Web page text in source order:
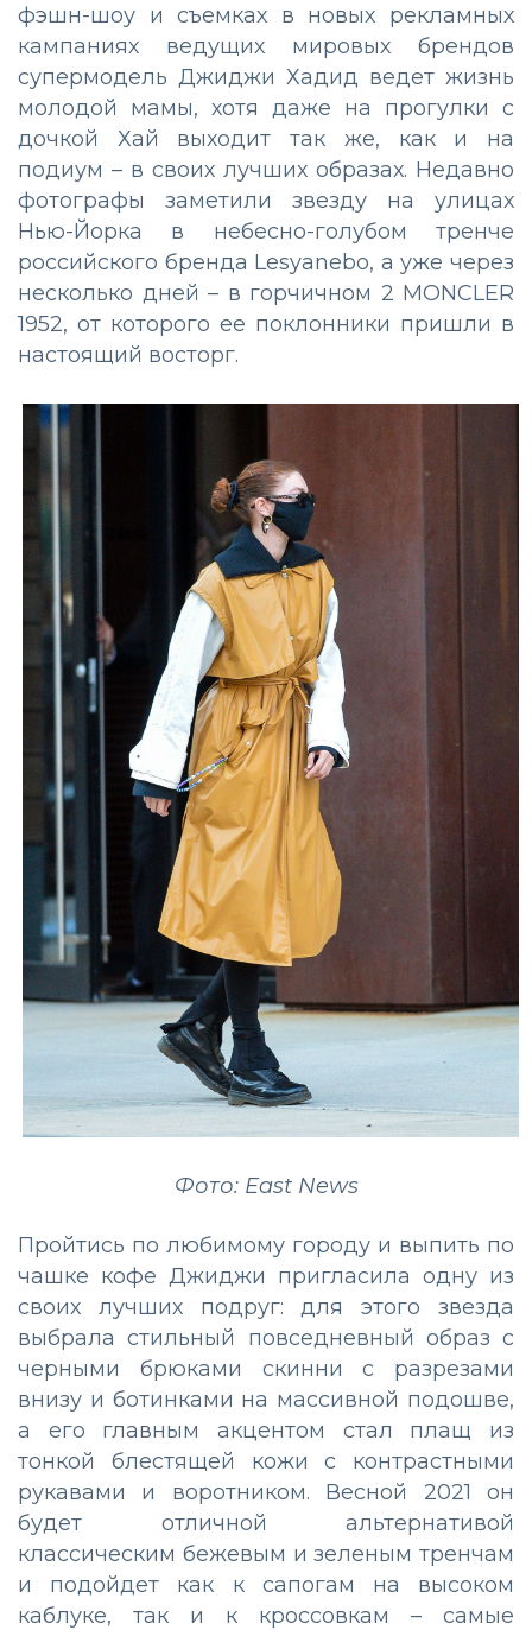
фэшн-шоу и съемках в новых рекламных
кампаниях ведущих мировых брендов
супермодель Джиджи Хадид ведет жизнь
молодой мамы, хотя даже на прогулки с
дочкой Хай выходит так же, как и на
подиум – в своих лучших образах. Недавно
фотографы заметили звезду на улицах
Нью-Йорка в небесно-голубом тренче
российского бренда Lesyanebo, а уже через
несколько дней – в горчичном 2 MONCLER
1952, от которого ее поклонники пришли в
настоящий восторг.
Фото: East News
Пройтись по любимому городу и выпить по
чашке кофе Джиджи пригласила одну из
своих лучших подруг: для этого звезда
выбрала стильный повседневный образ с
черными брюками скинни с разрезами
внизу и ботинками на массивной подошве,
а его главным акцентом стал плащ из
тонкой блестящей кожи с контрастными
рукавами и воротником. Весной 2021 он
будет отличной альтернативой
классическим бежевым и зеленым тренчам
и подойдет как к сапогам на высоком
каблуке, так и к кроссовкам – самые